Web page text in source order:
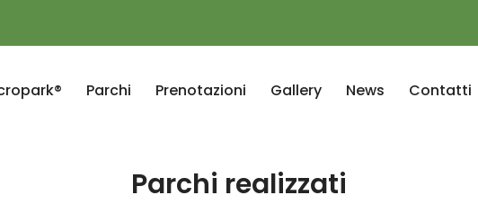
Parchi Prenotazioni Gallery News Contatti
Parchi realizzati